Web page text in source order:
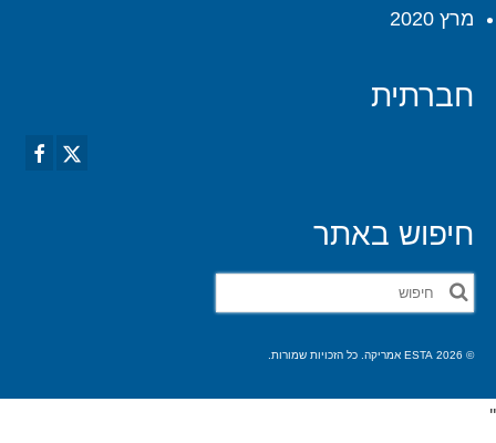
מרץ 2020
חברתית
חיפוש באתר
חפש
את:
© 2026 ESTA אמריקה. כל הזכויות שמורות.
'
'